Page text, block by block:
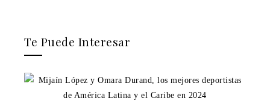
Te Puede Interesar